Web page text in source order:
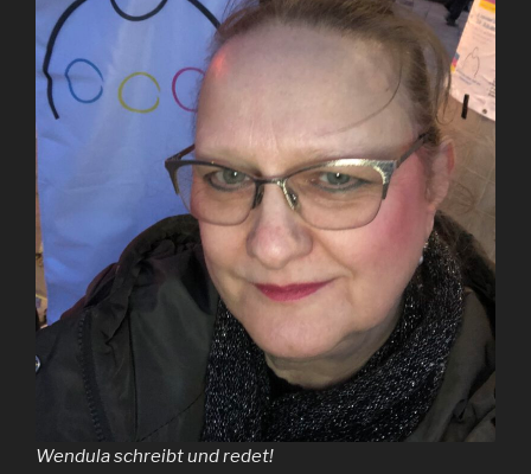
Wendula schreibt und redet!